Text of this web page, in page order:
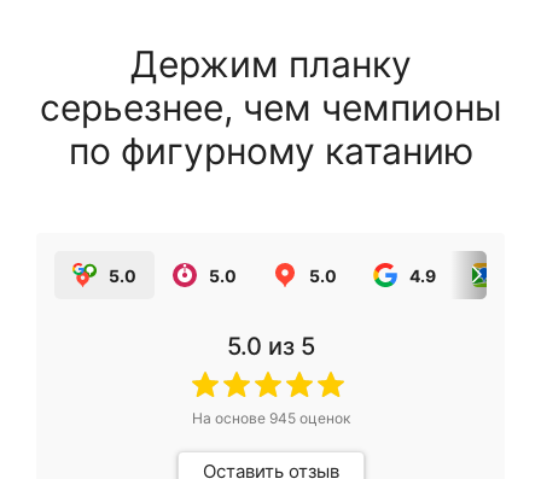
Держим планку
серьезнее, чем чемпионы
по фигурному катанию
5.0 5.0 5.0 4.9
5.0 из 5
На основе 945оценок
Оставить отзыв